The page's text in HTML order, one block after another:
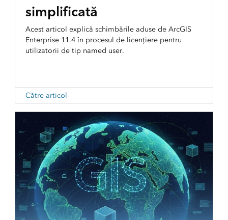
simplificată
Acest articol explică schimbările aduse de ArcGIS
Enterprise 11.4 în procesul de licențiere pentru
utilizatorii de tip named user.
Către articol